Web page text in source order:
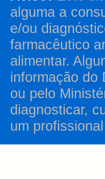
alguma a
e/ou
farmacêutico
alimentar.
informação do
ou pelo
diagnosticar,
um